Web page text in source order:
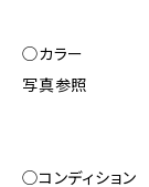
◯カラー
写真参照
◯コンディション